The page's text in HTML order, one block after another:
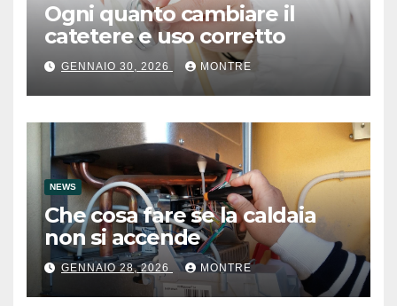
Ogni quanto cambiare il
catetere e uso corretto
GENNAIO 30, 2026 MONTRE
NEWS
Che cosa fare se la caldaia
non si accende
GENNAIO 28, 2026 MONTRE